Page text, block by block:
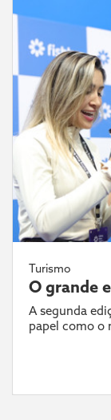
Turismo
O grande
A segunda
papel como o